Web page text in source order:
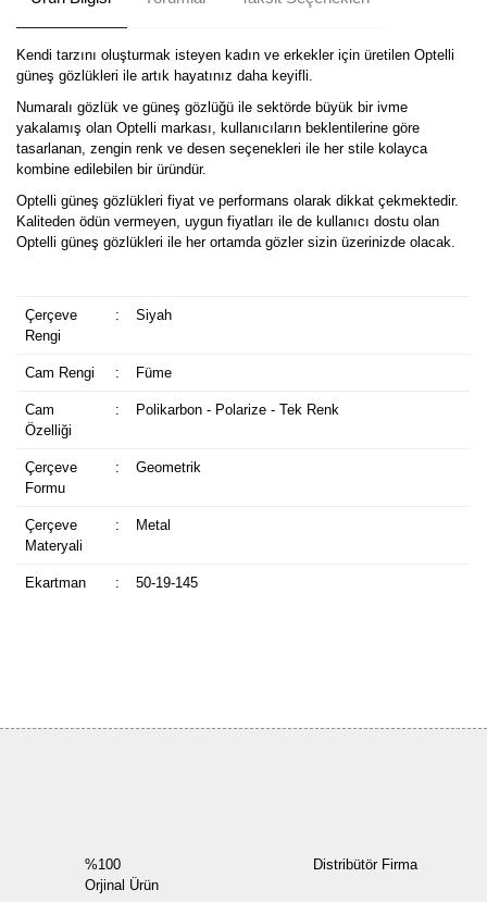
Kendi tarzını oluşturmak isteyen kadın ve erkekler için üretilen Optelli
güneş gözlükleri ile artık hayatınız daha keyifli.
Numaralı gözlük ve güneş gözlüğü ile sektörde büyük bir ivme
yakalamış olan Optelli markası, kullanıcıların beklentilerine göre
tasarlanan, zengin renk ve desen seçenekleri ile her stile kolayca
kombine edilebilen bir üründür.
Optelli güneş gözlükleri fiyat ve performans olarak dikkat çekmektedir.
Kaliteden ödün vermeyen, uygun fiyatları ile de kullanıcı dostu olan
Optelli güneş gözlükleri ile her ortamda gözler sizin üzerinizde olacak.
Çerçeve
Rengi
: Siyah
Cam Rengi : Füme
Cam
Özelliği
: Polikarbon - Polarize - Tek Renk
Çerçeve
Formu
: Geometrik
Çerçeve
Materyali
: Metal
Ekartman : 50-19-145
%100
Orjinal Ürün
Distribütör Firma